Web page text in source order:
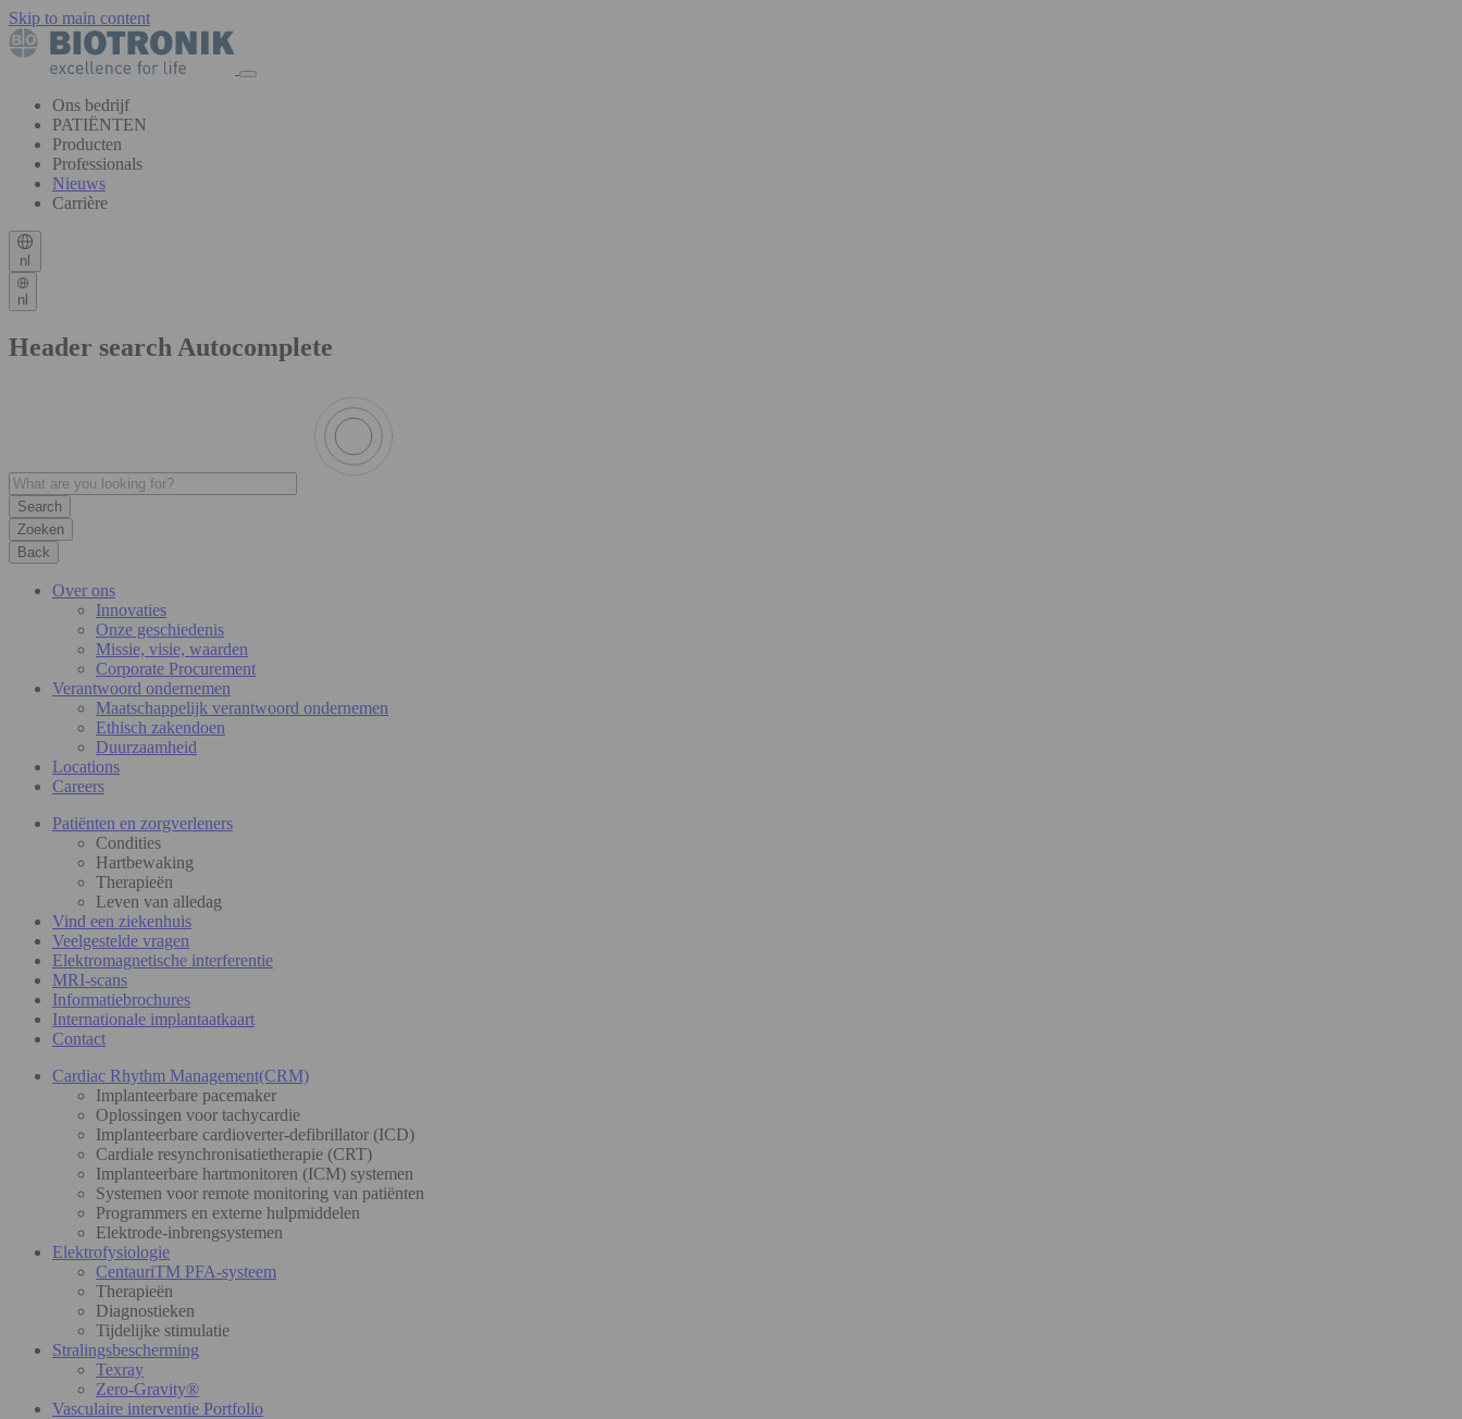
Skip to main content
Ons bedrijf
PATIËNTEN
Producten
Professionals
Nieuws
Carrière
nl
nl
Header search Autocomplete
Zoeken
Back
Over ons
Innovaties
Onze geschiedenis
Missie, visie, waarden
Corporate Procurement
Verantwoord ondernemen
Maatschappelijk verantwoord ondernemen
Ethisch zakendoen
Duurzaamheid
Locations
Careers
Patiënten en zorgverleners
Condities
Hartbewaking
Therapieën
Leven van alledag
Vind een ziekenhuis
Veelgestelde vragen
Elektromagnetische interferentie
MRI-scans
Informatiebrochures
Internationale implantaatkaart
Contact
Cardiac Rhythm Management(CRM)
Implanteerbare pacemaker
Oplossingen voor tachycardie
Implanteerbare cardioverter-defibrillator (ICD)
Cardiale resynchronisatietherapie (CRT)
Implanteerbare hartmonitoren (ICM) systemen
Systemen voor remote monitoring van patiënten
Programmers en externe hulpmiddelen
Elektrode-inbrengsystemen
Elektrofysiologie
CentauriTM PFA-systeem
Therapieën
Diagnostieken
Tijdelijke stimulatie
Stralingsbescherming
Texray
Zero-Gravity®
Vasculaire interventie Portfolio